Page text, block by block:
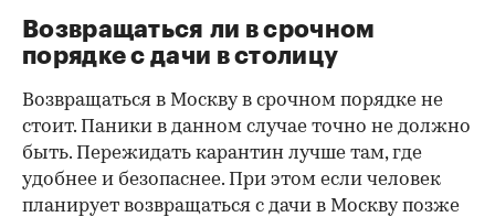
Возвращаться ли в срочном
порядке с дачи в столицу
Возвращаться в Москву в срочном порядке не
стоит. Паники в данном случае точно не должно
быть. Пережидать карантин лучше там, где
удобнее и безопаснее. При этом если человек
планирует возвращаться с дачи в Москву позже